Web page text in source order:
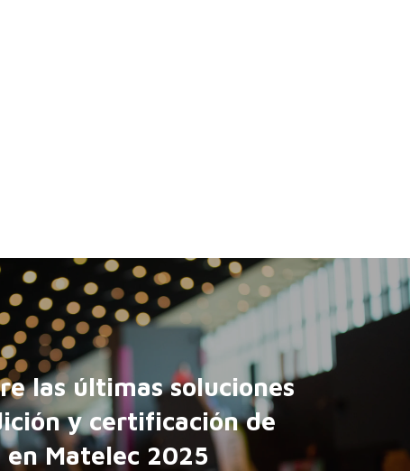
las últimas soluciones
y certificación de
en Matelec 2025